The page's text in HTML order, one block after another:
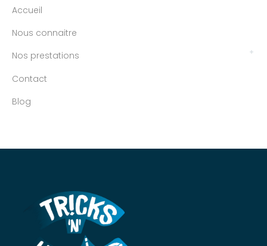
Accueil
Nous connaitre
Nos prestations
Contact
Blog